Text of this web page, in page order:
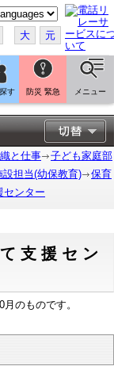
大 元
す 防災 緊急 メニュー
と仕事
子ども家庭部
担当(幼保教育)
保育
センター
支援セン
のものです。